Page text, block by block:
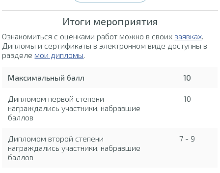
Итоги мероприятия
Ознакомиться с оценками работ можно в своих заявках.
Дипломы и сертификаты в электронном виде доступны в
разделемои дипломы.
Максимальный балл 10
Дипломом первой степени
награждались участники, набравшие
баллов
10
Дипломом второй степени
награждались участники, набравшие
баллов
7 - 9